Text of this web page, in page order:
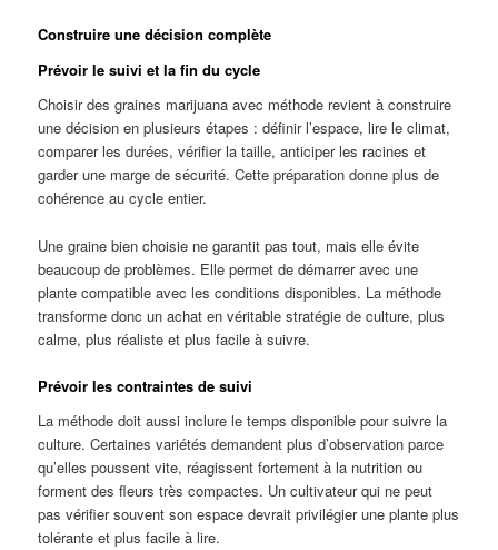
Construire une décision complète
Prévoir le suivi et la fin du cycle
Choisir des graines marijuana avec méthode revient à construire
une décision en plusieurs étapes : définir l’espace, lire le climat,
comparer les durées, vérifier la taille, anticiper les racines et
garder une marge de sécurité. Cette préparation donne plus de
cohérence au cycle entier.
Une graine bien choisie ne garantit pas tout, mais elle évite
beaucoup de problèmes. Elle permet de démarrer avec une
plante compatible avec les conditions disponibles. La méthode
transforme donc un achat en véritable stratégie de culture, plus
calme, plus réaliste et plus facile à suivre.
Prévoir les contraintes de suivi
La méthode doit aussi inclure le temps disponible pour suivre la
culture. Certaines variétés demandent plus d’observation parce
qu’elles poussent vite, réagissent fortement à la nutrition ou
forment des fleurs très compactes. Un cultivateur qui ne peut
pas vérifier souvent son espace devrait privilégier une plante plus
tolérante et plus facile à lire.